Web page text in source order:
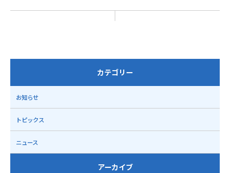
カテゴリー
お知らせ
トピックス
ニュース
アーカイブ